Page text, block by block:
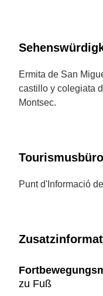
Ermita de San
castillo y colegiata
Montsec.
Punt d'Informació
zu Fuß